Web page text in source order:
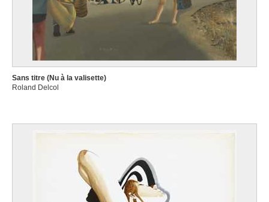
Sans titre (Nu à la valisette)
Roland Delcol